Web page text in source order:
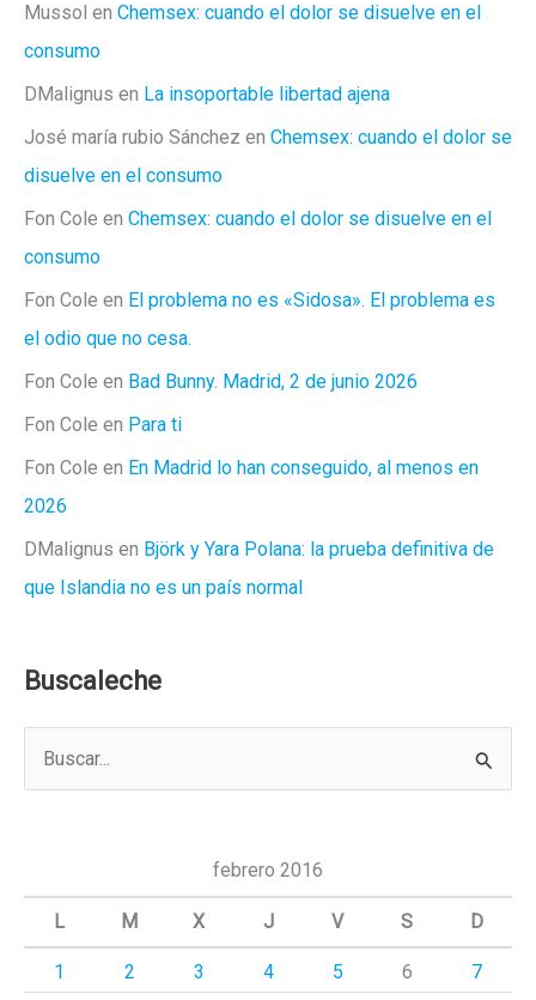
Mussol en Chemsex: cuando el dolor se disuelve en el
consumo
DMalignus en La insoportable libertad ajena
José maría rubio Sánchez en Chemsex: cuando el dolor se
disuelve en el consumo
Fon Cole en Chemsex: cuando el dolor se disuelve en el
consumo
Fon Cole en El problema no es «Sidosa». El problema es
el odio que no cesa.
Fon Cole en Bad Bunny. Madrid, 2 de junio 2026
Fon Cole en Para ti
Fon Cole en En Madrid lo han conseguido, al menos en
2026
DMalignus en Björk y Yara Polana: la prueba definitiva de
que Islandia no es un país normal
Buscaleche
a
febrero 2016
L M X J V S D
1 2 3 4 5 6 7